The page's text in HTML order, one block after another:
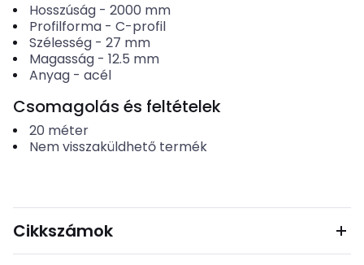
Hosszúság- 2000 mm
Profilforma- C-profil
Szélesség- 27 mm
Magasság- 12.5 mm
Anyag- acél
Csomagolás és feltételek
20 méter
Nem visszaküldhető termék
Cikkszámok